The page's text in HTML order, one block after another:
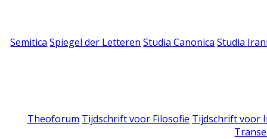
Semitica Spiegel der Letteren Studia Canonica Studia
Theoforum Tijdschrift voor Filosofie Tijdschrift voor